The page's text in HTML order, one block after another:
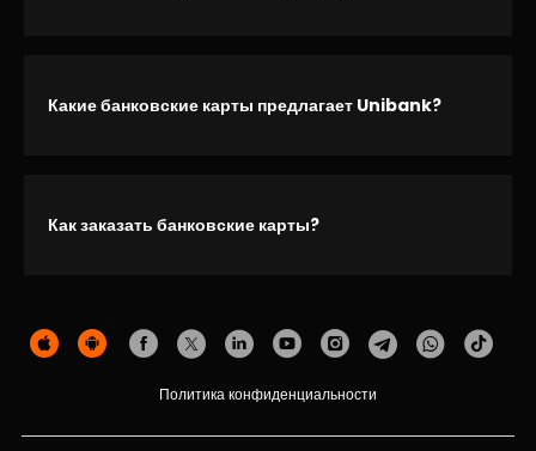
Какие банковские карты предлагает Unibank?
Как заказать банковские карты?
Политика конфиденциальности